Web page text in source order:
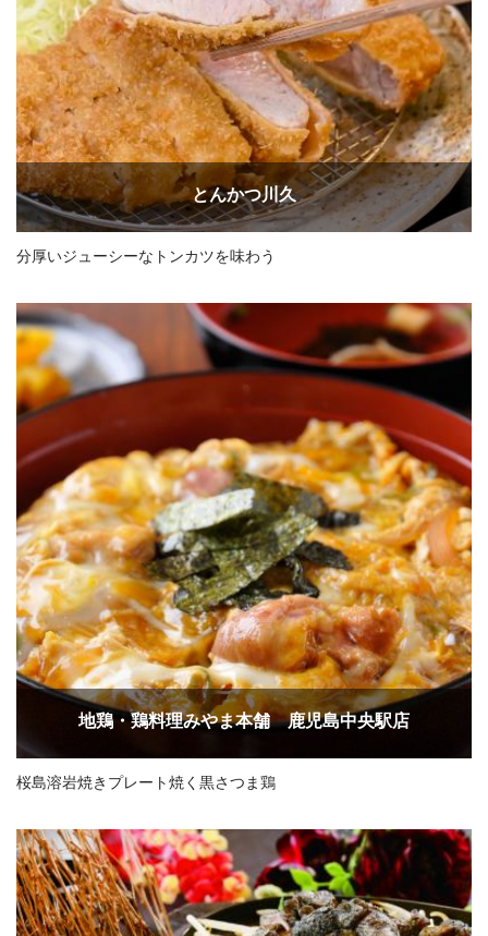
とんかつ川久
分厚いジューシーなトンカツを味わう
地鶏・鶏料理みやま本舗 鹿児島中央駅店
桜島溶岩焼きプレート焼く黒さつま鶏